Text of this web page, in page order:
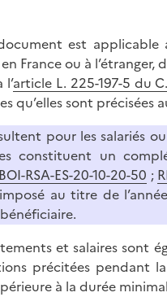
est
France ou à l’étranger,
l’article L. 225-197-5 du
qu’elles sont précisées
pour les salariés
constituent un
RSA-ES-20-10-20-50 ;
au titre de
et salaires sont
précitées pendant
à la durée